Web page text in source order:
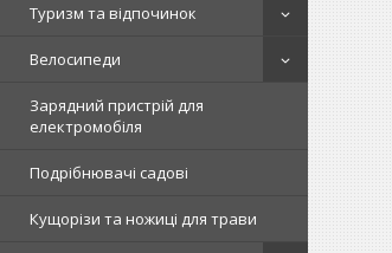
Туризм та відпочинок
Велосипеди
Зарядний пристрій для
електромобіля
Подрібнювачі садові
Кущорізи та ножиці для трави